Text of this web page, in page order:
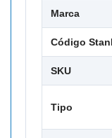
Marca
Código
SKU
Tipo